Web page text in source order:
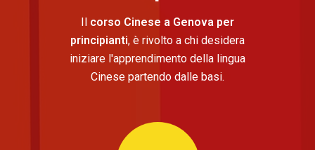
Il corso Cinese a Genova per
principianti, è rivolto a chi desidera
iniziare l'apprendimento della lingua
Cinese partendo dalle basi.